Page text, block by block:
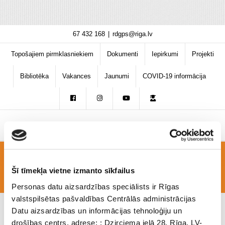
Šī tīmekļa vietne izmanto sīkfailus
Personas datu aizsardzības speciālists ir Rīgas
valstspilsētas pašvaldības Centrālās administrācijas
Datu aizsardzības un informācijas tehnoloģiju un
drošības centrs, adrese: : Dzirciema ielā 28, Rīga, LV-
content
67 432 168 rdgps@riga.lv
Topošajiem pirmklasniekiem Dokumenti Iepirkumi Projekti
Bibliotēka Vakances Jaunumi COVID-19 informācija
B4